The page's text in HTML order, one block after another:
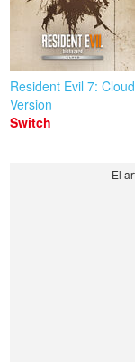
Resident Evil 7: Cloud
Version
Switch